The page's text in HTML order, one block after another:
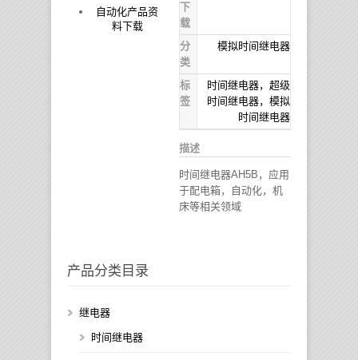
自动化产品资
料下载
下
载
分
类
模拟时间继电器
标
签
时间继电器，超级
时间继电器，模拟
时间继电器
描述
时间继电器AH5B，应用
于配电箱，自动化，机
床等相关领域
产品分类目录
继电器
时间继电器